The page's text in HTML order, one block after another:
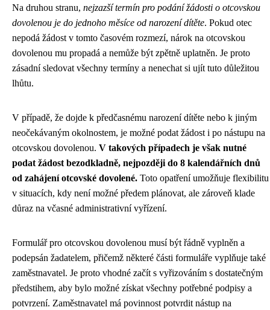
Na druhou stranu, nejzazší termín pro podání žádosti o otcovskou
dovolenou je do jednoho měsíce od narození dítěte. Pokud otec
nepodá žádost v tomto časovém rozmezí, nárok na otcovskou
dovolenou mu propadá a nemůže být zpětně uplatněn. Je proto
zásadní sledovat všechny termíny a nenechat si ujít tuto důležitou
lhůtu.
V případě, že dojde k předčasnému narození dítěte nebo k jiným
neočekávaným okolnostem, je možné podat žádost i po nástupu na
otcovskou dovolenou. V takových případech je však nutné
podat žádost bezodkladně, nejpozději do 8 kalendářních dnů
od zahájení otcovské dovolené. Toto opatření umožňuje flexibilitu
v situacích, kdy není možné předem plánovat, ale zároveň klade
důraz na včasné administrativní vyřízení.
Formulář pro otcovskou dovolenou musí být řádně vyplněn a
podepsán žadatelem, přičemž některé části formuláře vyplňuje také
zaměstnavatel. Je proto vhodné začít s vyřizováním s dostatečným
předstihem, aby bylo možné získat všechny potřebné podpisy a
potvrzení. Zaměstnavatel má povinnost potvrdit nástup na